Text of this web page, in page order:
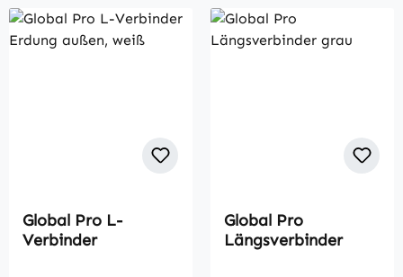
Global Pro L-
Verbinder
Global Pro
Längsverbinder